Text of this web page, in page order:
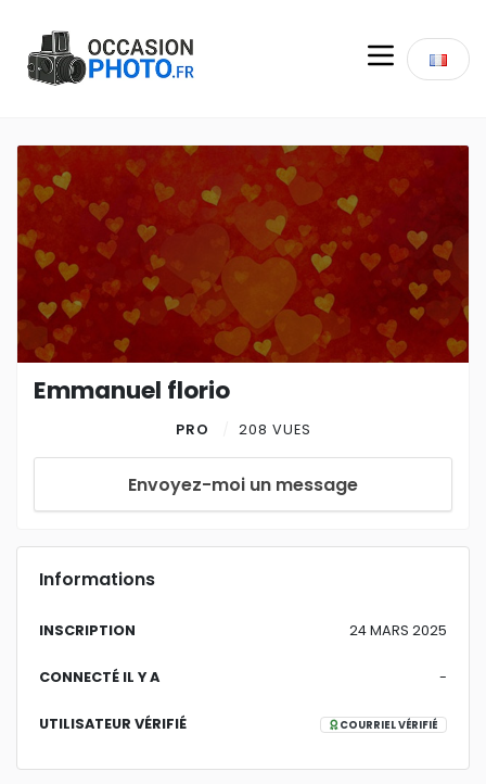
Emmanuel florio
PRO 208 VUES
Envoyez-moi un message
Informations
INSCRIPTION 24 MARS 2025
CONNECTÉ IL Y A -
UTILISATEUR VÉRIFIÉ COURRIEL VÉRIFIÉ